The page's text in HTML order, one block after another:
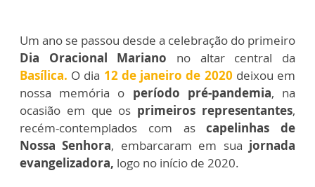
Um ano se passou desde a celebração do primeiro
Dia Oracional Mariano no altar central da
Basílica. O dia 12 de janeiro de 2020 deixou em
nossa memória o período pré-pandemia, na
ocasião em que os primeiros representantes,
recém-contemplados com ascapelinhas de
Nossa Senhora, embarcaram em sua jornada
evangelizadora, logo no início de 2020.